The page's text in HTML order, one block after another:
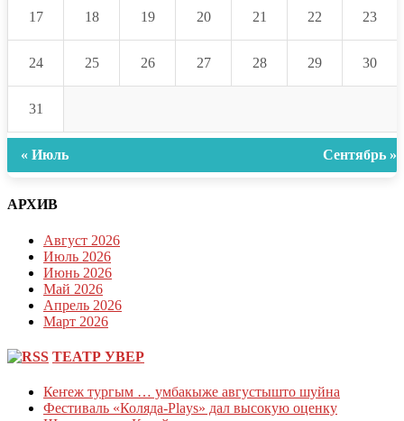
17 18 19 20 21 22 23
24 25 26 27 28 29 30
31
« Июль Сентябрь »
АРХИВ
Август 2026
Июль 2026
Июнь 2026
Май 2026
Апрель 2026
Март 2026
ТЕАТР УВЕР
Кеҥеж тургым … умбакыже августышто шуйна
Фестиваль «Коляда-Plays» дал высокую оценку